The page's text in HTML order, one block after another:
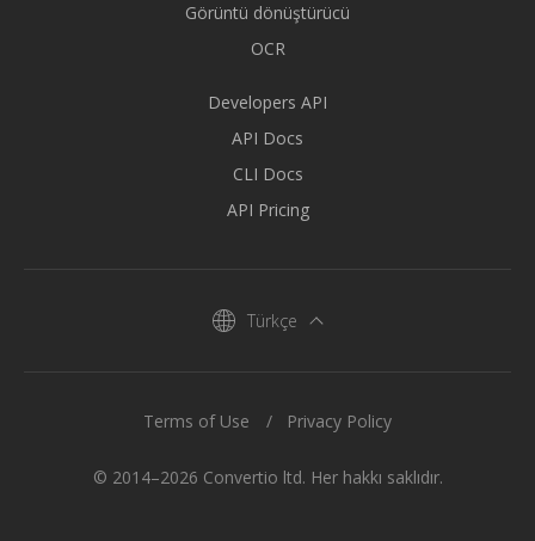
Görüntü dönüştürücü
OCR
Developers API
API Docs
CLI Docs
API Pricing
Türkçe
© 2014–2026 Convertio ltd. Her hakkı saklıdır.
Terms of Use Privacy Policy